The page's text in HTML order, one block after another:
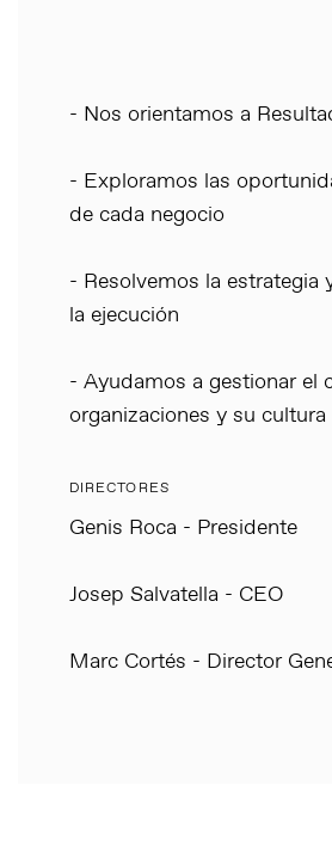
- Nos orientamos a
- Exploramos las
de cada negocio
- Resolvemos la estrategia
la ejecución
- Ayudamos a gestionar el
organizaciones y su cultura
DIRECTORES
Genis Roca - Presidente
Josep Salvatella - CEO
Marc Cortés - Director